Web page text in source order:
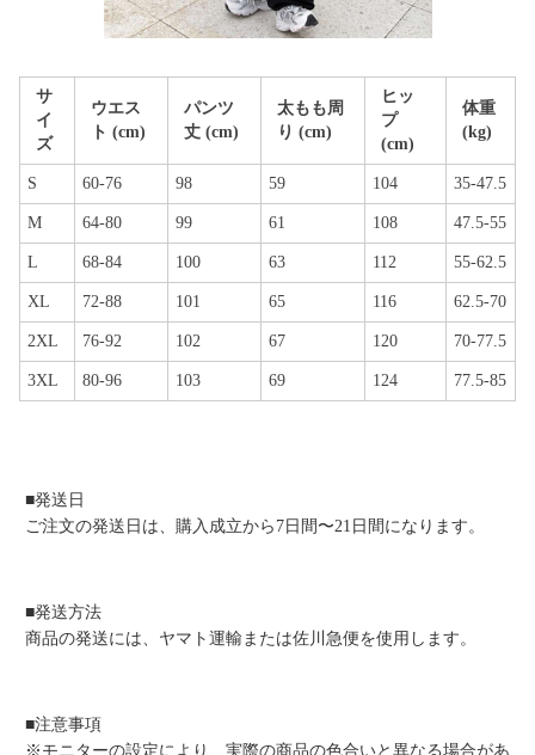
サ
イ
ズ
ウエス
ト (cm)
パンツ
丈 (cm)
太もも周
り (cm)
ヒッ
プ
(cm)
体重
(kg)
S 60-76 98 59 104 35-47.5
M 64-80 99 61 108 47.5-55
L 68-84 100 63 112 55-62.5
XL 72-88 101 65 116 62.5-70
2XL 76-92 102 67 120 70-77.5
3XL 80-96 103 69 124 77.5-85
■発送日
ご注文の発送日は、購入成立から7日間〜21日間になります。
■発送方法
商品の発送には、ヤマト運輸または佐川急便を使用します。
■注意事項
※モニターの設定により、実際の商品の色合いと異なる場合があ